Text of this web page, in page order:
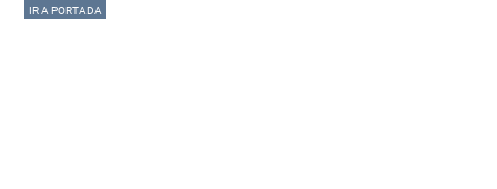
IR A PORTADA